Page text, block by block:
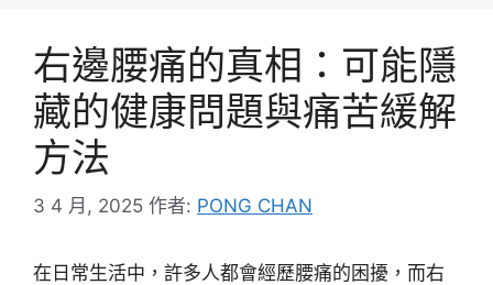
右邊腰痛的真相：可能隱
藏的健康問題與痛苦緩解
方法
3 4 月, 2025 作者: PONG CHAN
在日常生活中，許多人都會經歷腰痛的困擾，而右